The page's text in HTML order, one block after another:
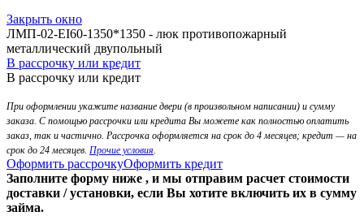
Закрыть окно
ЛМП-02-EI60-1350*1350 - люк противопожарный
металлический двупольный
В рассрочку или кредит
В рассрочку или кредит
При оформлении укажите название двери (в произвольном написании) и сумму
заказа. С помощью рассрочки или кредита Вы можете как полностью оплатить
заказ, так и частично. Рассрочка оформляется на срок до 4 месяцев; кредит — на
срок до 24 месяцев. Прочие условия.
Оформить рассрочкуОформить кредит
Заполните форму ниже , и мы отправим расчет стоимости
доставки / установки, если Вы хотите включить их в сумму
займа.